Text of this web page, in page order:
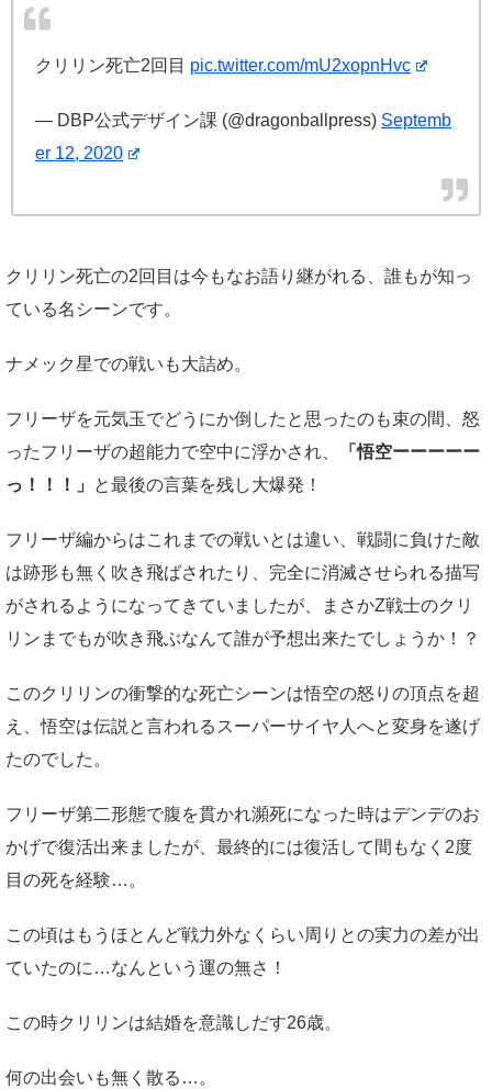
クリリン死亡2回目 pic.twitter.com/mU2xopnHvc
— DBP公式デザイン課 (@dragonballpress) Septemb
er 12, 2020
クリリン死亡の2回目は今もなお語り継がれる、誰もが知っ
ている名シーンです。
ナメック星での戦いも大詰め。
フリーザを元気玉でどうにか倒したと思ったのも束の間、怒
ったフリーザの超能力で空中に浮かされ、
「悟空ーーーーー
っ！！！」
と最後の言葉を残し大爆発！
フリーザ編からはこれまでの戦いとは違い、戦闘に負けた敵
は跡形も無く吹き飛ばされたり、完全に消滅させられる描写
がされるようになってきていましたが、まさかZ戦士のクリ
リンまでもが吹き飛ぶなんて誰が予想出来たでしょうか！？
このクリリンの衝撃的な死亡シーンは悟空の怒りの頂点を超
え、悟空は伝説と言われるスーパーサイヤ人へと変身を遂げ
たのでした。
フリーザ第二形態で腹を貫かれ瀕死になった時はデンデのお
かげで復活出来ましたが、最終的には復活して間もなく2度
目の死を経験…。
この頃はもうほとんど戦力外なくらい周りとの実力の差が出
ていたのに…なんという運の無さ！
この時クリリンは結婚を意識しだす26歳。
何の出会いも無く散る…。